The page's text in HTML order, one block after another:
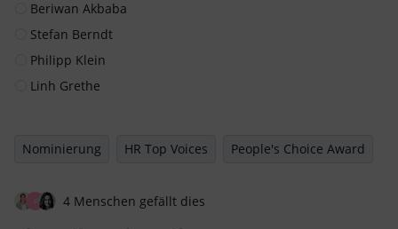
Beriwan Akbaba
Stefan Berndt
Philipp Klein
Linh Grethe
Nominierung HR Top Voices People's Choice Award
4 Menschen gefällt dies